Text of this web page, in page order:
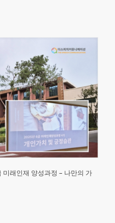
래인재 양성과정 – 나만의 가